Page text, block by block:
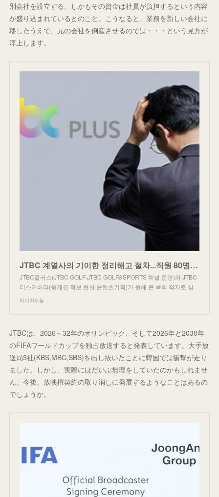
別会社を設立する、しかもその資金は社員が負担するという内容
が盛り込まれているとのこと。こうなると、業務を新しい会社に
移したうえで、元の会社を倒産させるのでは・・・という見方が
浮上します。
JTBC 계열사의 기이한 정리해고 절차...직원 80명에게 닥친 겨울
JTBC플러스(JTBC GOLF·JTBC GOLF&SPORTS 채널 운영)와 JTBC
디스커버리(중계권 확보·협찬·콘텐츠기획)가 올해 큰 폭의 적자로 심…
미디어오늘
JTBCは、2026～32年のオリンピック、そして2026年と2030年
のFIFAワールドカップを独占放送すると発表しています。大手放
送局3社(KBS,MBC,SBS)を出し抜いたことに韓国では衝撃が走り
ました。しかし、実際にはだいぶ無理をしていたのかもしれませ
ん。今後、放映権契約の取り消しに発展するようなことはあるの
でしょうか。